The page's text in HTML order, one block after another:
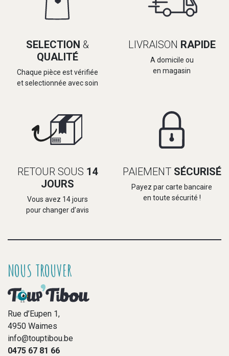
SELECTION &
QUALITÉ
Chaque pièce est vérifiée
et selectionnée avec soin
LIVRAISON RAPIDE
A domicile ou
en magasin
RETOUR SOUS 14
JOURS
Vous avez 14 jours
pour changer d’avis
PAIEMENT SÉCURISÉ
Payez par carte bancaire
en toute sécurité !
NOUS TROUVER
Rue d’Eupen 1,
4950 Waimes
info@touptibou.be
0475 67 81 66